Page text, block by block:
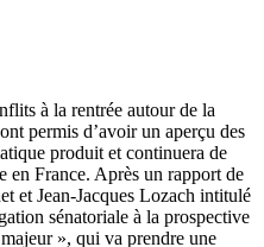
à la rentrée autour de la
ont permis d’avoir un aperçu des
produit et continuera de
en France. Après un rapport de
et Jean-Jacques Lozach intitulé
sénatoriale à la prospective
», qui va prendre une